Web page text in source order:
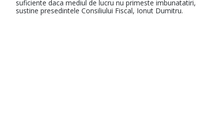
suficiente daca mediul de lucru nu primeste imbunatatiri,
sustine presedintele Consiliului Fiscal, Ionut Dumitru.